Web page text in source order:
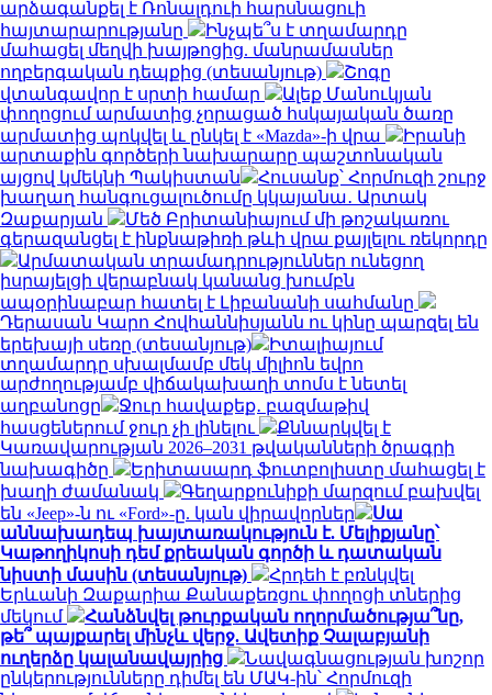
արձագանքել է Ռոնալդուի հարսնացուի
հայտարարությանը
Ինչպե՞ս է տղամարդը
մահացել մեղվի խայթոցից. մանրամասներ
ողբերգական դեպքից (տեսանյութ)
Շոգը
վտանգավոր է սրտի համար
Ալեք Մանուկյան
փողոցում արմատից չորացած հսկայական ծառը
արմատից պոկվել և ընկել է «Mazda»-ի վրա
Իրանի
արտաքին գործերի նախարարը պաշտոնական
այցով կմեկնի Պակիստան
Հուսանք՝ Հորմուզի շուրջ
խաղաղ հանգուցալուծումը կկայանա․ Արտակ
Զաքարյան
Մեծ Բրիտանիայում մի թոշակառու
գերազանցել է ինքնաթիռի թևի վրա քայլելու ռեկորդը
Արմատական տրամադրություններ ունեցող
իսրայելցի վերաբնակ կանանց խումբն
ապօրինաբար հատել է Լիբանանի սահմանը
Դերասան Կարո Հովհաննիսյանն ու կինը պարզել են
երեխայի սեռը (տեսանյութ)
Իտալիայում
տղամարդը սխալմամբ մեկ միլիոն եվրո
արժողությամբ վիճակախաղի տոմս է նետել
աղբանոցը
Ջուր հավաքեք․ բազմաթիվ
հասցեներում ջուր չի լինելու
Քննարկվել է
Կառավարության 2026–2031 թվականների ծրագրի
նախագիծը
Երիտասարդ ֆուտբոլիստը մահացել է
խաղի ժամանակ
Գեղարքունիքի մարզում բախվել
են «Jeep»-ն ու «Ford»-ը. կան վիրավորներ
Սա
աննախադեպ խայտառակություն է. Մելիքյանը՝
Կաթողիկոսի դեմ քրեական գործի և դատական
նիստի մասին (տեսանյութ)
Հրդեհ է բռնկվել
Երևանի Զաքարիա Քանաքեռցու փողոցի տներից
մեկում
Հանձնվել թուրքական ողորմածությա՞նը,
թե՞ պայքարել մինչև վերջ. Ավետիք Չալաբյանի
ուղերձը կալանավայրից
Նավագնացության խոշոր
ընկերությունները դիմել են ՄԱԿ-ին՝ Հորմուզի